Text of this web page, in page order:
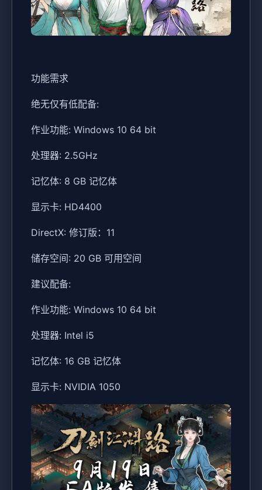
功能需求
绝无仅有低配备:
作业功能: Windows 10 64 bit
处理器: 2.5GHz
记忆体: 8 GB 记忆体
显示卡: HD4400
DirectX: 修订版：11
储存空间: 20 GB 可用空间
建议配备:
作业功能: Windows 10 64 bit
处理器: Intel i5
记忆体: 16 GB 记忆体
显示卡: NVIDIA 1050